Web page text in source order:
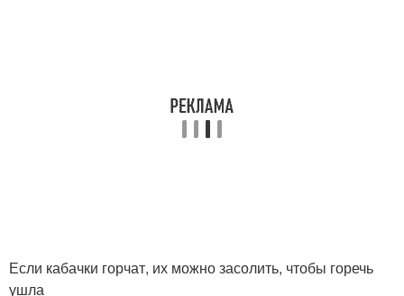
Если кабачки горчат, их можно засолить, чтобы горечь
ушла